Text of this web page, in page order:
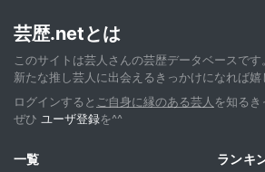
芸歴.netとは
このサイトは芸人さんの芸歴データベースです
新たな推し芸人に出会えるきっかけになれば嬉
ログインすると ご自身に縁のある芸人 を知るき
ぜひ ユーザ登録を^^
一覧 ランキ